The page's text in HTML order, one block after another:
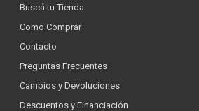
Buscá tu Tienda
Como Comprar
Contacto
Preguntas Frecuentes
Cambios y Devoluciones
Descuentos y Financiación